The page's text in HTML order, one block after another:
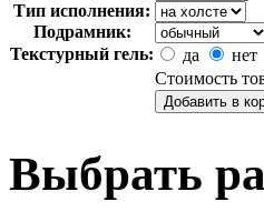
Тип исполнения:
Подрамник:
Текстурный гель:
да
нет
Стоимость
Выбрать